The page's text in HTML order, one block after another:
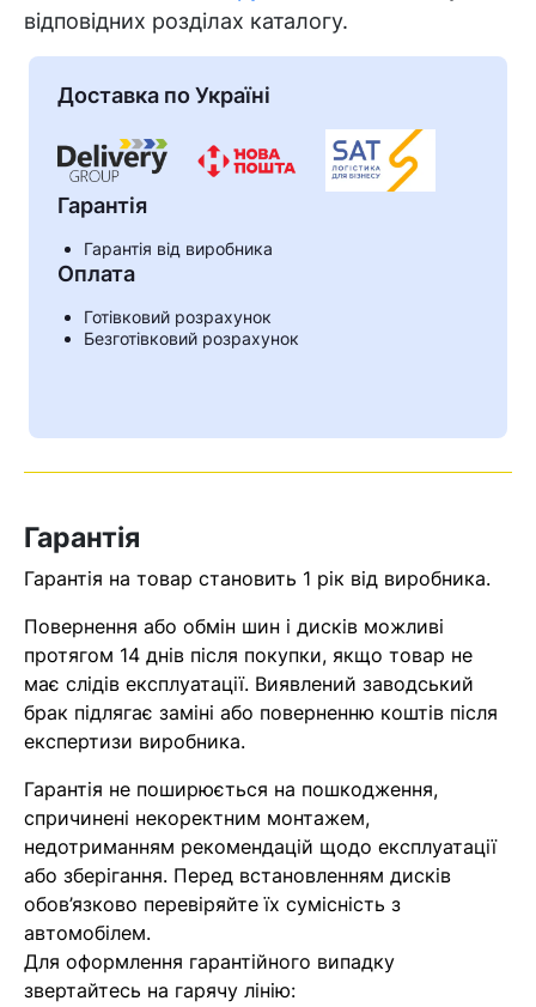
відповідних розділах каталогу.
Доставка по Україні
Гарантія
Гарантія від виробника
Оплата
Готівковий розрахунок
Безготівковий розрахунок
Гарантія
Гарантія на товар становить 1 рік від виробника.
Повернення або обмін шин і дисків можливі
протягом 14 днів після покупки, якщо товар не
має слідів експлуатації. Виявлений заводський
брак підлягає заміні або поверненню коштів після
експертизи виробника.
Гарантія не поширюється на пошкодження,
спричинені некоректним монтажем,
недотриманням рекомендацій щодо експлуатації
або зберігання. Перед встановленням дисків
обов’язково перевіряйте їх сумісність з
автомобілем.
Для оформлення гарантійного випадку
звертайтесь на гарячу лінію: